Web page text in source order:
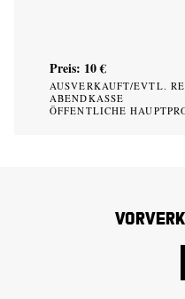
Preis: 10 €
AUSVERKAUFT/EVTL.
ABENDKASSE
ÖFFENTLICHE